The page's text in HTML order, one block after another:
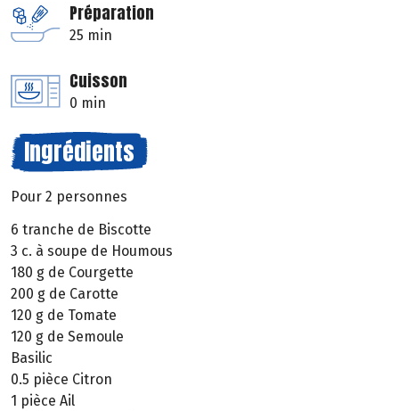
Préparation
25 min
Cuisson
0 min
Ingrédients
Pour 2 personnes
6 tranche de Biscotte
3 c. à soupe de Houmous
180 g de Courgette
200 g de Carotte
120 g de Tomate
120 g de Semoule
Basilic
0.5 pièce Citron
1 pièce Ail